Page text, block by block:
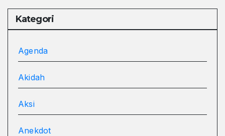
Kategori
Agenda
Akidah
Aksi
Anekdot